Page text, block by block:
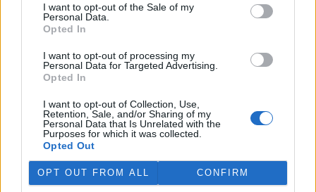
I want to opt-out of the Sale of my
Personal Data.
Opted In
I want to opt-out of processing my
Personal Data for Targeted Advertising.
Opted In
I want to opt-out of Collection, Use,
Retention, Sale, and/or Sharing of my
Personal Data that Is Unrelated with the
Purposes for which it was collected.
Opted Out
OPT OUT FROM ALL CONFIRM